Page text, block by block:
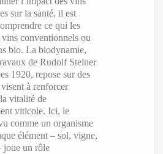
sur la santé, il est
ce qui les
conventionnels ou
bio. La biodynamie,
de Rudolf Steiner
1920, repose sur des
à renforcer
vitalité de
viticole. Ici, le
comme un organisme
élément – sol, vigne,
joue un rôle